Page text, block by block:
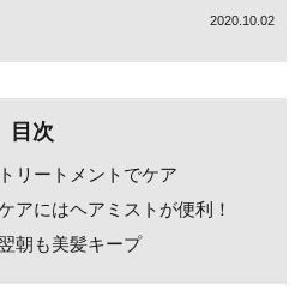
2020.10.02
目次
リートメントでケア
アにはヘアミストが便利！
朝も美髪キープ